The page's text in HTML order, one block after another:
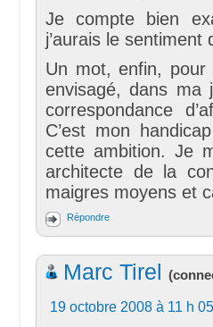
Je compte bien
j’aurais le sentiment
Un mot, enfin, pour
envisagé, dans ma
correspondance
C’est mon
cette ambition. Je
architecte de la
maigres moyens et
Répondre
Marc Tirel (
19 octobre 2008 à 11 h